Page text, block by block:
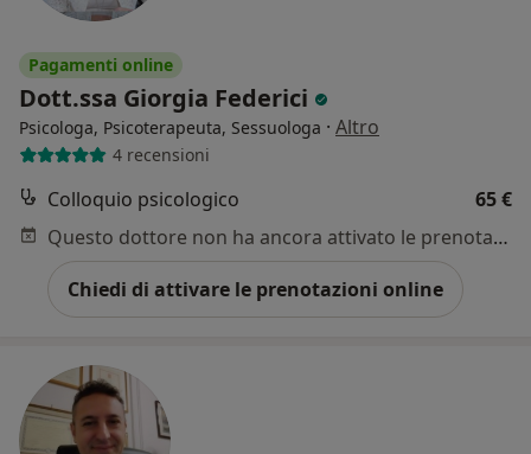
Pagamenti online
Dott.ssa Giorgia Federici
Psicologa, Psicoterapeuta, Sessuologa · Altro
4 recensioni
Colloquio psicologico
65 €
Questo dottore non ha ancora attivato le prenotazioni online presso questo indirizzo.
Chiedi di attivare le prenotazioni online